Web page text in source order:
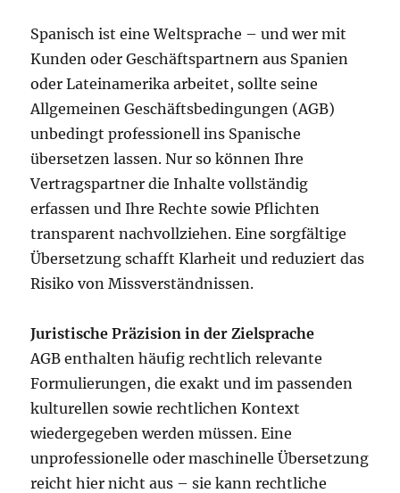
Spanisch ist eine Weltsprache – und wer mit
Kunden oder Geschäftspartnern aus Spanien
oder Lateinamerika arbeitet, sollte seine
Allgemeinen Geschäftsbedingungen (AGB)
unbedingt professionell ins Spanische
übersetzen lassen. Nur so können Ihre
Vertragspartner die Inhalte vollständig
erfassen und Ihre Rechte sowie Pflichten
transparent nachvollziehen. Eine sorgfältige
Übersetzung schafft Klarheit und reduziert das
Risiko von Missverständnissen.
Juristische Präzision in der Zielsprache
AGB enthalten häufig rechtlich relevante
Formulierungen, die exakt und im passenden
kulturellen sowie rechtlichen Kontext
wiedergegeben werden müssen. Eine
unprofessionelle oder maschinelle Übersetzung
reicht hier nicht aus – sie kann rechtliche